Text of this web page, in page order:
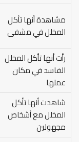
مشاهدة أنها تأكل
المخلل في مشفى
رأت أنها تأكل المخلل
الفاسد في مكان
عملها
شاهدت أنها تأكل
المخلل مع أشخاص
مجهولين